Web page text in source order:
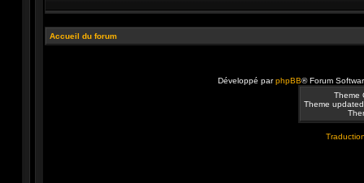
Accueil du forum
Développé parphpBB® Forum
Theme
Theme